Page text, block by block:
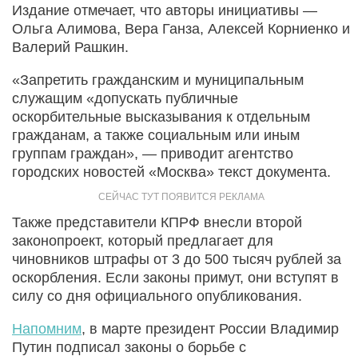
Издание отмечает, что авторы инициативы —
Ольга Алимова, Вера Ганза, Алексей Корниенко и
Валерий Рашкин.
«Запретить гражданским и муниципальным
служащим «допускать публичные
оскорбительные высказывания к отдельным
гражданам, а также социальным или иным
группам граждан», — приводит агентство
городских новостей «Москва» текст документа.
Также представители КПРФ внесли второй
законопроект, который предлагает для
чиновников штрафы от 3 до 500 тысяч рублей за
оскорбления. Если законы примут, они вступят в
силу со дня официального опубликования.
Напомним, в марте президент России Владимир
Путин подписал законы о борьбе с